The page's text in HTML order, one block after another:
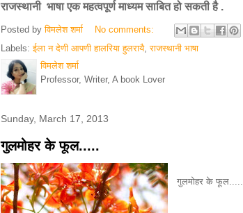
राजस्थानी भाषा एक महत्वपूर्ण माध्यम साबित हो सकती है .
Posted byविमलेश शर्मा
No comments:
Labels:ईला न देणी आपणी हालरिया हुलरायै,राजस्थानी भाषा
विमलेश शर्मा
Professor, Writer, A book Lover
Sunday, March 17, 2013
गुलमोहर के फूल.....
गुलमोहर के फूल.....